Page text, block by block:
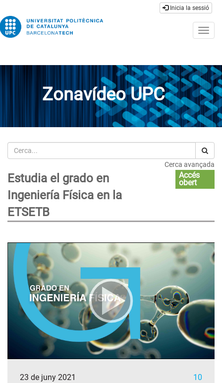
Inicia la sessió
Zonavídeo UPC
Cerca
Cerca avançada
Estudia el grado en
Ingeniería Física en la
ETSETB
Accés
obert
23 de juny 2021
10